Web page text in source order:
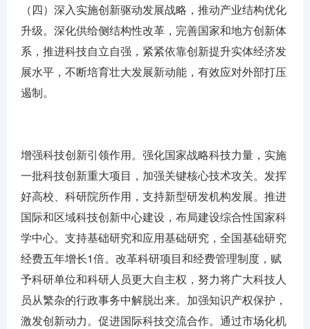
（四）深入实施创新驱动发展战略，推动产业结构优化
升级。深化供给侧结构性改革，完善国家和地方创新体
系，推进科技自立自强，紧紧依靠创新提升实体经济发
展水平，不断培育壮大发展新动能，有效应对外部打压
遏制。
增强科技创新引领作用。强化国家战略科技力量，实施
一批科技创新重大项目，加强关键核心技术攻关。发挥
好高校、科研院所作用，支持新型研发机构发展。推进
国际和区域科技创新中心建设，布局建设综合性国家科
学中心。支持基础研究和应用基础研究，全国基础研究
经费五年增长1倍。改革科研项目和经费管理制度，赋
予科研单位和科研人员更大自主权，努力将广大科技人
员从繁杂的行政事务中解脱出来。加强知识产权保护，
激发创新动力。促进国际科技交流合作。通过市场化机